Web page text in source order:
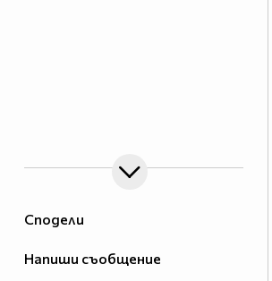
Сподели
Напиши съобщение